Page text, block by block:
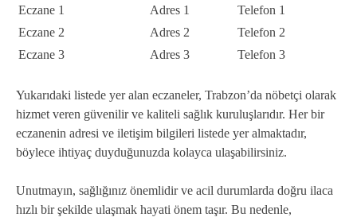
Eczane 1
Adres 1
Telefon 1
Eczane 2
Adres 2
Telefon 2
Eczane 3
Adres 3 Telefon 3
Yukarıdaki listede yer alan eczaneler, Trabzon’da nöbetçi olarak
hizmet veren güvenilir ve kaliteli sağlık kuruluşlarıdır. Her bir
eczanenin adresi ve iletişim bilgileri listede yer almaktadır,
böylece ihtiyaç duyduğunuzda kolayca ulaşabilirsiniz.
Unutmayın, sağlığınız önemlidir ve acil durumlarda doğru ilaca
hızlı bir şekilde ulaşmak hayati önem taşır. Bu nedenle,